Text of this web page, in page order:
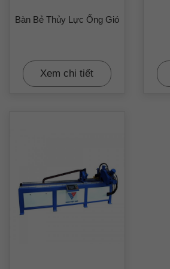
Bàn Bẻ Thủy Lực Ống Gió
Xem chi tiết